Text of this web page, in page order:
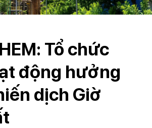
Tổ chức
động hưởng
dịch Giờ